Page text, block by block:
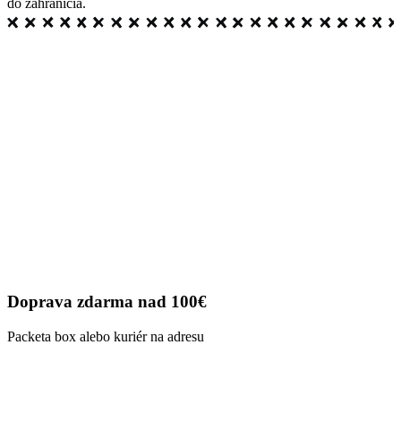
do zahraničia.
Doprava zdarma nad 100€
Packeta box alebo kuriér na adresu